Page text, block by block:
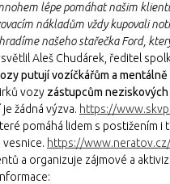
lépe pomáhat našim
nákladům vždy kupovali
našeho stařečka Ford,
Aleš Chudárek, ředitel
putují vozíčkářům a
vozy zástupcům
žádná výzva. https://
pomáhá lidem s postižením
https://www.neratov.cz/
a organizuje zájmové a